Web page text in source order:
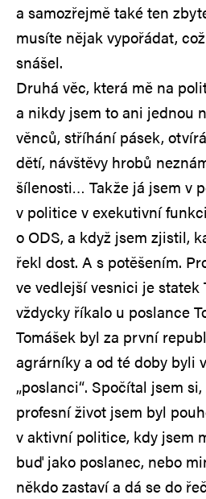
a samozřejmě také ten
musíte nějak vypořádat,
snášel.
Druhá věc, která mě na
a nikdy jsem to ani jednou
věnců, stříhání pásek,
dětí, návštěvy hrobů
šílenosti… Takže já jsem v
v politice v exekutivní
o ODS, a když jsem zjistil,
řekl dost. A s potěšením.
ve vedlejší vesnici je statek
vždycky říkalo u poslance
Tomášek byl za první
agrárníky a od té doby byli
„poslanci“. Spočítal jsem
profesní život jsem byl
v aktivní politice, kdy jsem
buď jako poslanec, nebo
někdo zastaví a dá se do